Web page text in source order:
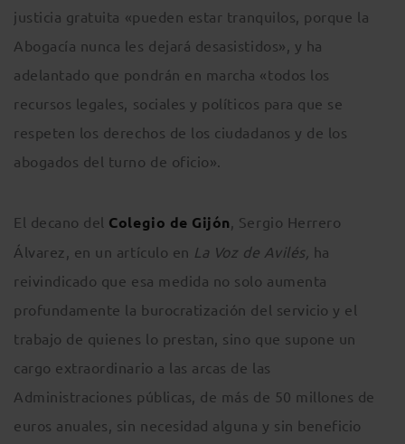
justicia gratuita «pueden estar tranquilos, porque la
Abogacía nunca les dejará desasistidos», y ha
adelantado que pondrán en marcha «todos los
recursos legales, sociales y políticos para que se
respeten los derechos de los ciudadanos y de los
abogados del turno de oficio».
El decano del Colegio de Gijón, Sergio Herrero
Álvarez, en un artículo en La Voz de Avilés, ha
reivindicado que esa medida no solo aumenta
profundamente la burocratización del servicio y el
trabajo de quienes lo prestan, sino que supone un
cargo extraordinario a las arcas de las
Administraciones públicas, de más de 50 millones de
euros anuales, sin necesidad alguna y sin beneficio